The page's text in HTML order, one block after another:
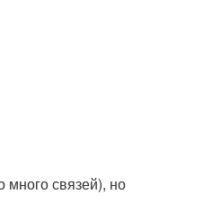
много связей), но